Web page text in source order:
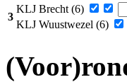
3
KLJ Brecht (6)
KLJ Wuustwezel (6)